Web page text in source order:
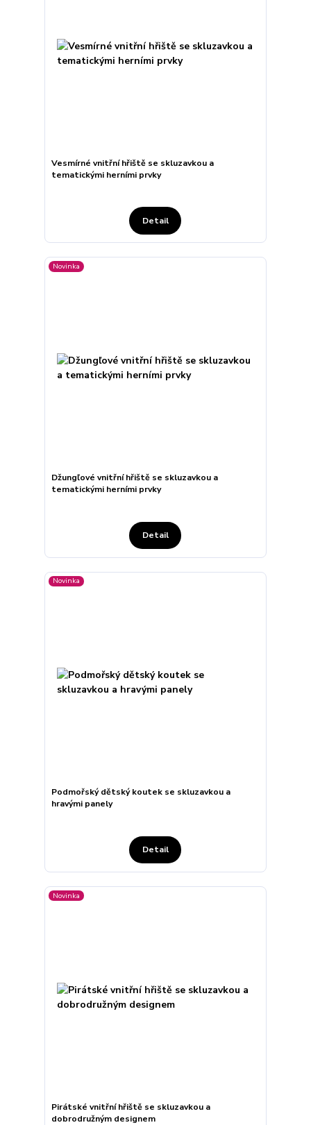
Vesmírné vnitřní hřiště se skluzavkou a
tematickými herními prvky
Detail
Novinka
Džungľové vnitřní hřiště se skluzavkou a
tematickými herními prvky
Detail
Novinka
Podmořský dětský koutek se skluzavkou a
hravými panely
Detail
Novinka
Pirátské vnitřní hřiště se skluzavkou a
dobrodružným designem